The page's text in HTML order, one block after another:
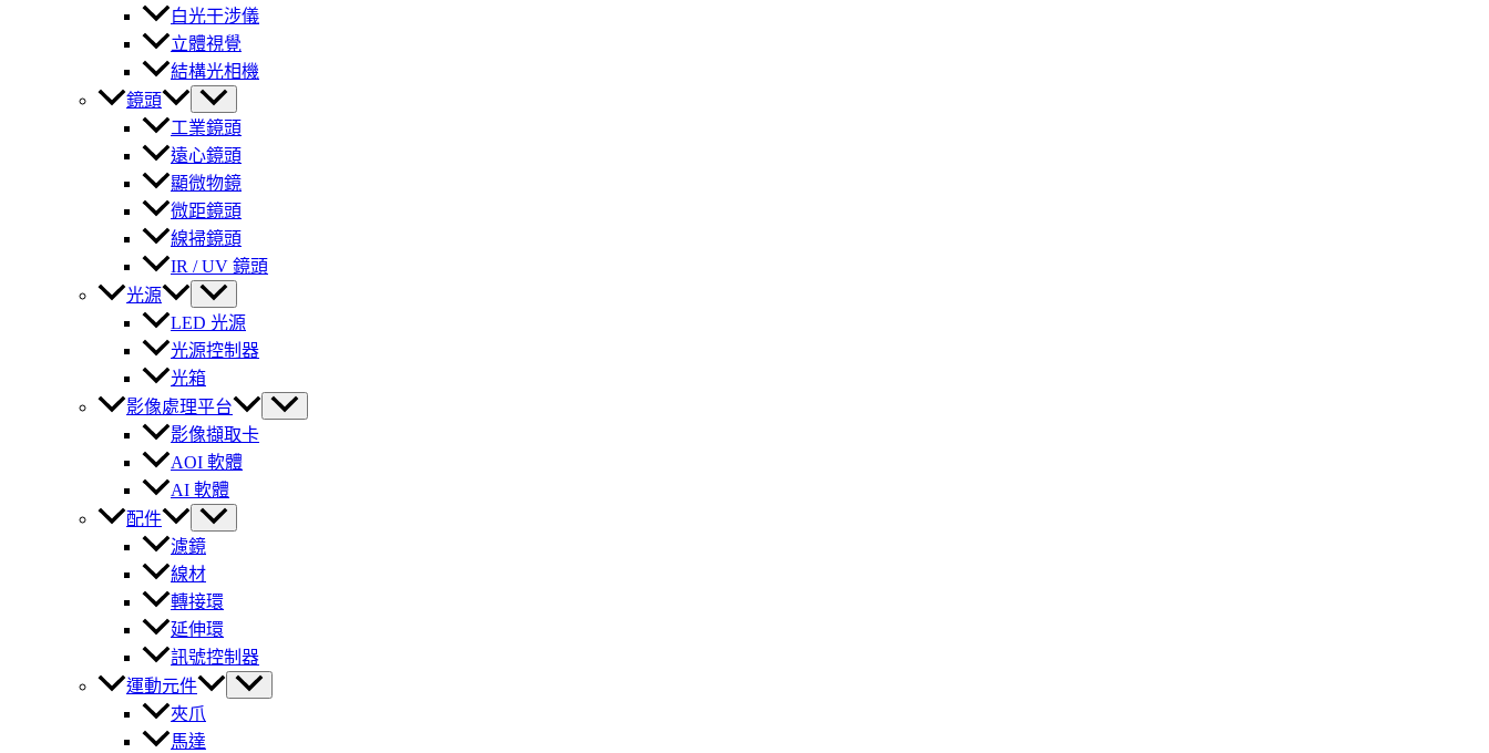
白光干涉儀
立體視覺
結構光相機
鏡頭
工業鏡頭
遠心鏡頭
顯微物鏡
微距鏡頭
線掃鏡頭
IR / UV 鏡頭
光源
LED 光源
光源控制器
光箱
影像處理平台
影像擷取卡
AOI 軟體
AI 軟體
配件
濾鏡
線材
轉接環
延伸環
訊號控制器
運動元件
夾爪
馬達